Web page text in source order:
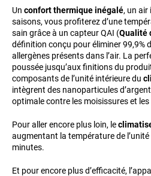
Un confort thermique inégalé, un
saisons, vous profiterez d’une
sain grâce à un capteur QAI (Qualité
définition conçu pour éliminer 99,9%
allergènes présents dans l’air. La
poussée jusqu’aux finitions du
composants de l’unité intérieure du
intègrent des nanoparticules
optimale contre les moisissures et
Pour aller encore plus loin, le
augmentant la température de
minutes.
Et pour encore plus d’efficacité,